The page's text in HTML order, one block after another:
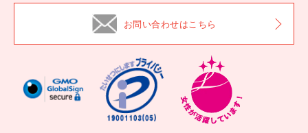
お問い合わせはこちら